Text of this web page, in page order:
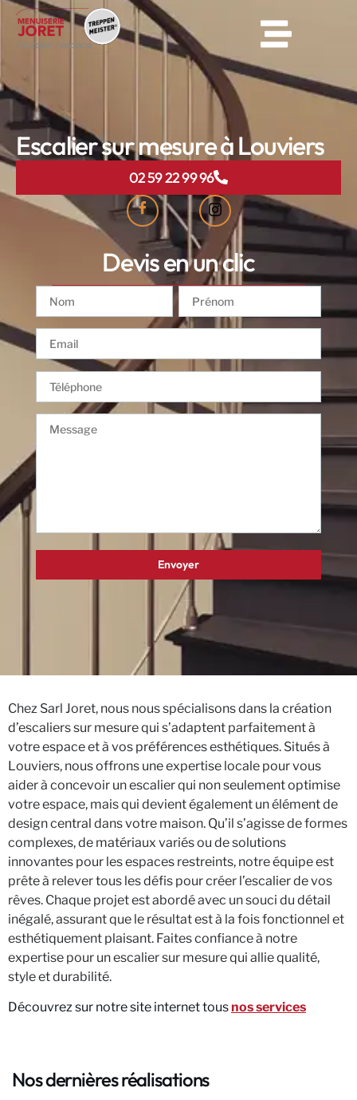
Escalier sur mesure à Louviers
02 59 22 99 96
Devis en un clic
Chez Sarl Joret, nous nous spécialisons dans la création
d’escaliers sur mesure qui s’adaptent parfaitement à
votre espace et à vos préférences esthétiques. Situés à
Louviers, nous offrons une expertise locale pour vous
aider à concevoir un escalier qui non seulement optimise
votre espace, mais qui devient également un élément de
design central dans votre maison. Qu’il s’agisse de formes
complexes, de matériaux variés ou de solutions
innovantes pour les espaces restreints, notre équipe est
prête à relever tous les défis pour créer l’escalier de vos
rêves. Chaque projet est abordé avec un souci du détail
inégalé, assurant que le résultat est à la fois fonctionnel et
esthétiquement plaisant. Faites confiance à notre
expertise pour un escalier sur mesure qui allie qualité,
style et durabilité.
Découvrez sur notre site internet tousnos services
Nos dernières réalisations